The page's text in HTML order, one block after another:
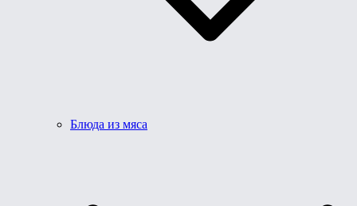
Блюда из мяса